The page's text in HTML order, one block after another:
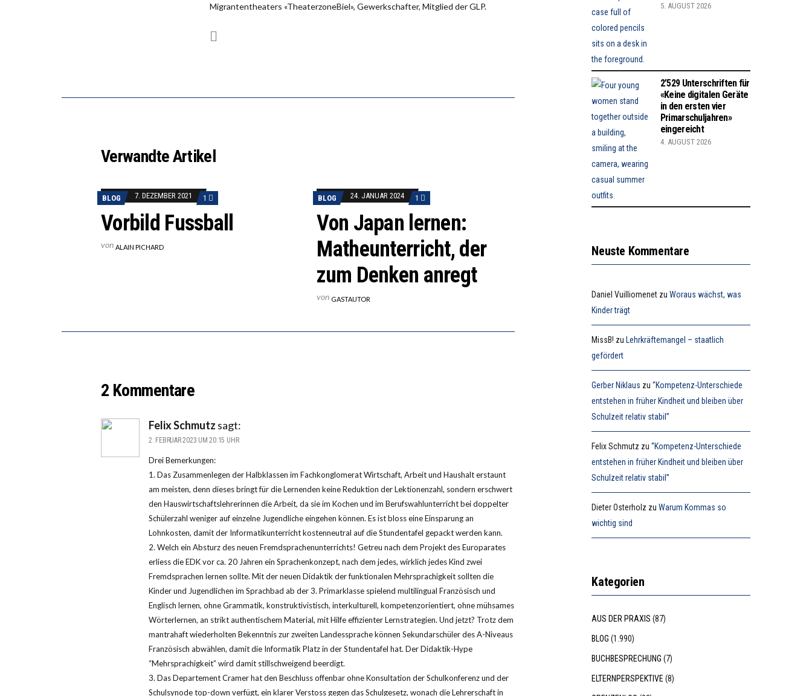
Migrantentheaters «TheaterzoneBiel», Gewerkschafter, Mitglied der GLP.
Verwandte Artikel
BLOG 7. DEZEMBER 2021 1
Vorbild Fussball
von ALAIN PICHARD
BLOG 24. JANUAR 2024 1
Von Japan lernen:
Matheunterricht, der
zum Denken anregt
von GASTAUTOR
2 Kommentare
Felix Schmutz sagt:
2. FEBRUAR 2023 UM 20:15 UHR
Drei Bemerkungen:
1. Das Zusammenlegen der Halbklassen im Fachkonglomerat Wirtschaft, Arbeit und Haushalt erstaunt
am meisten, denn dieses bringt für die Lernenden keine Reduktion der Lektionenzahl, sondern erschwert
den Hauswirtschaftslehrerinnen die Arbeit, da sie im Kochen und im Berufswahlunterricht bei doppelter
Schülerzahl weniger auf einzelne Jugendliche eingehen können. Es ist bloss eine Einsparung an
Lohnkosten, damit der Informatikunterricht kostenneutral auf die Stundentafel gepackt werden kann.
2. Welch ein Absturz des neuen Fremdsprachenunterrichts! Getreu nach dem Projekt des Europarates
erliess die EDK vor ca. 20 Jahren ein Sprachenkonzept, nach dem jedes, wirklich jedes Kind zwei
Fremdsprachen lernen sollte. Mit der neuen Didaktik der funktionalen Mehrsprachigkeit sollten die
Kinder und Jugendlichen im Sprachbad ab der 3. Primarklasse spielend multilingual Französisch und
Englisch lernen, ohne Grammatik, konstruktivistisch, interkulturell, kompetenzorientiert, ohne mühsames
Wörterlernen, an strikt authentischem Material, mit Hilfe effizienter Lernstrategien. Und jetzt? Trotz dem
mantrahaft wiederholten Bekenntnis zur zweiten Landessprache können Sekundarschüler des A-Niveaus
Französisch abwählen, damit die Informatik Platz in der Stundentafel hat. Der Didaktik-Hype
“Mehrsprachigkeit” wird damit stillschweigend beerdigt.
3. Das Departement Cramer hat den Beschluss offenbar ohne Konsultation der Schulkonferenz und der
Schulsynode top-down verfügt, ein klarer Verstoss gegen das Schulgesetz, wonach die Lehrerschaft in
5. AUGUST 2026
2’529 Unterschriften für
«Keine digitalen Geräte
in den ersten vier
Primarschuljahren»
eingereicht
4. AUGUST 2026
Neuste Kommentare
Daniel Vuilliomenet zuWoraus wächst, was
Kinder trägt
MissB! zu Lehrkräftemangel – staatlich
gefördert
Gerber Niklaus zu“Kompetenz-Unterschiede
entstehen in früher Kindheit und bleiben über
Schulzeit relativ stabil”
Felix Schmutz zu“Kompetenz-Unterschiede
entstehen in früher Kindheit und bleiben über
Schulzeit relativ stabil”
Dieter Osterholz zuWarum Kommas so
wichtig sind
Kategorien
AUS DER PRAXIS (87)
BLOG (1.990)
BUCHBESPRECHUNG (7)
ELTERNPERSPEKTIVE(8)